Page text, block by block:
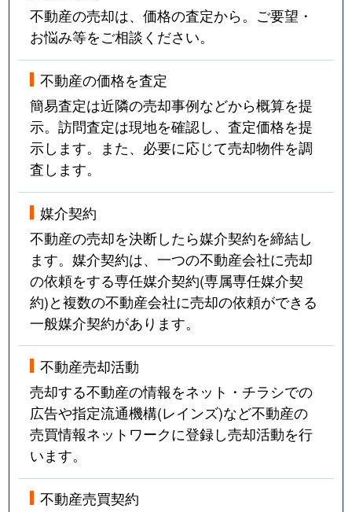
不動産の売却は、価格の査定から。ご要望・
お悩み等をご相談ください。
不動産の価格を査定
簡易査定は近隣の売却事例などから概算を提
示。訪問査定は現地を確認し、査定価格を提
示します。また、必要に応じて売却物件を調
査します。
媒介契約
不動産の売却を決断したら媒介契約を締結し
ます。媒介契約は、一つの不動産会社に売却
の依頼をする専任媒介契約(専属専任媒介契
約)と複数の不動産会社に売却の依頼ができる
一般媒介契約があります。
不動産売却活動
売却する不動産の情報をネット・チラシでの
広告や指定流通機構(レインズ)など不動産の
売買情報ネットワークに登録し売却活動を行
います。
不動産売買契約